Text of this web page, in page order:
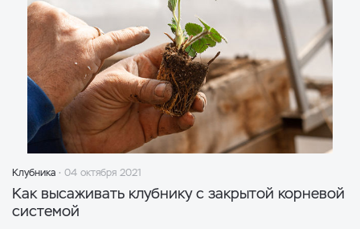
Клубника 04 октября 2021
Как высаживать клубнику c закрытой корневой
системой